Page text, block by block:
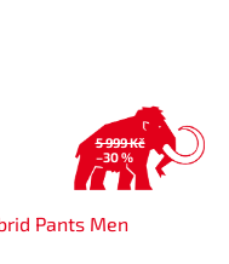
5 999 Kč
–30 %
Pants Men